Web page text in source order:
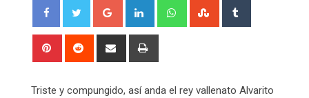
Google+ LinkedIn WhatsappStumbleUpon
Pinterest Reddit
Share
Triste y compungido, así anda el rey vallenato Alvarito